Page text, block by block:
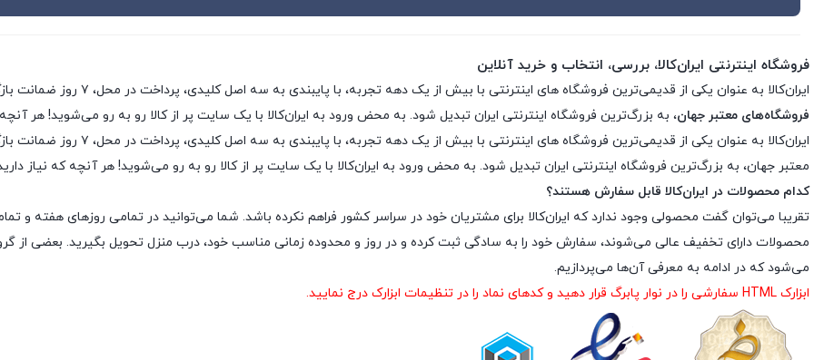
فروشگاه اینترنتی ایران‌کالا، بررسی، انتخاب و خرید آنلاین
ایران‌کالا به عنوان یکی از قدیمی‌ترین فروشگاه های اینترنتی با بیش از یک دهه تجربه، با پایبندی به سه اصل کلیدی، پرداخت در محل، ۷ روز ضمانت بازگشت کالا و تضمین اصل‌بودن کالا، موفق شده تا همگام با
فروشگاه‌های معتبر جهان، به بزرگ‌ترین فروشگاه اینترنتی ایران تبدیل شود. به محض ورود به ایران‌کالا با یک سایت پر از کالا رو به رو می‌شوید! هر
ایران‌کالا به عنوان یکی از
معتبر جهان، به بزرگ‌ترین فروشگاه اینترنتی ایران تبدیل شود. به محض ورود به ایران‌کالا با یک سایت پر از کالا رو به رو می‌شوید! هر آنچه که نیاز
کدام محصولات در ایران‌کالا قابل سفارش هستند؟
تقریبا می‌توان گفت محصولی وجود ندارد که ایران‌کالا برای مشتریان خود در سراسر کشور فراهم نکرده باشد. شما می‌توانید در تمامی روزهای هفته و
محصولات دارای تخفیف عالی می‌شوند، سفارش خود را به سادگی ثبت کرده و در روز و محدوده زمانی مناسب خود، درب منزل تحویل بگیرید. بعضی از
می‌شود که در ادامه به معرفی آن‌ها می‌پردازیم.
ابزارک HTML سفارشی را در نوار پابرگ قرار دهید و کدهای نماد را در تنظیمات ابزارک درج نمایید.